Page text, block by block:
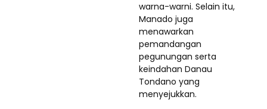
warna-warni. Selain itu,
Manado juga
menawarkan
pemandangan
pegunungan serta
keindahan Danau
Tondano yang
menyejukkan.